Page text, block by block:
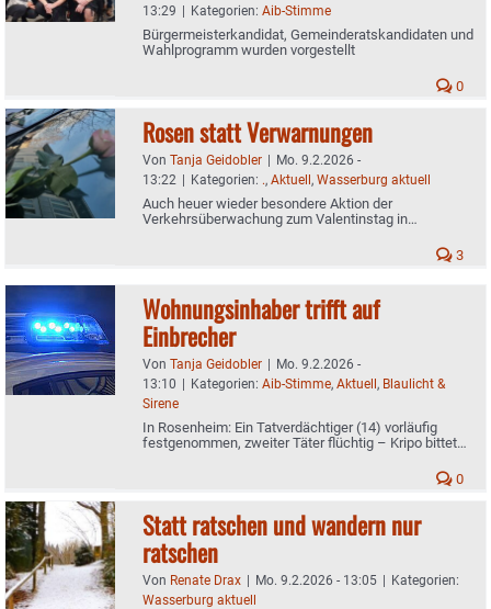
13:29 | Kategorien: Aib-Stimme
Bürgermeisterkandidat, Gemeinderatskandidaten und
Wahlprogramm wurden vorgestellt
0
Rosen statt Verwarnungen
Von Tanja Geidobler | Mo. 9.2.2026 -
13:22 | Kategorien: ., Aktuell, Wasserburg aktuell
Auch heuer wieder besondere Aktion der
Verkehrsüberwachung zum Valentinstag in
3
Wohnungsinhaber trifft auf
Einbrecher
Von Tanja Geidobler | Mo. 9.2.2026 -
13:10 | Kategorien: Aib-Stimme, Aktuell, Blaulicht &
Sirene
In Rosenheim: Ein Tatverdächtiger (14) vorläufig
festgenommen, zweiter Täter flüchtig – Kripo bittet
0
Statt ratschen und wandern nur
ratschen
Von Renate Drax | Mo. 9.2.2026 - 13:05 | Kategorien:
Wasserburg aktuell